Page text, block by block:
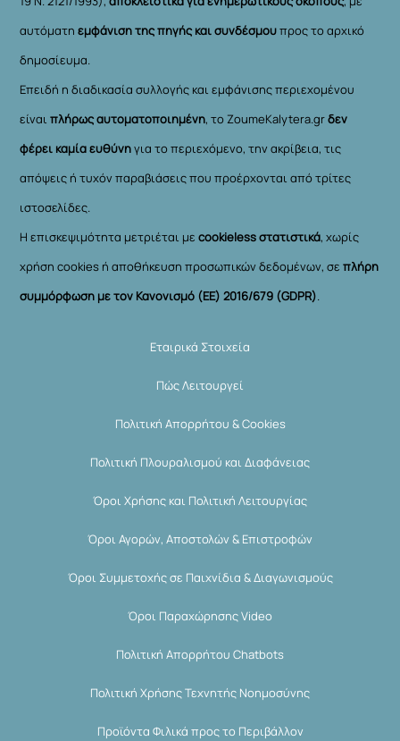
αυτόματηεμφάνιση της πηγής και συνδέσμουπρος το αρχικό
δημοσίευμα.
Επειδή η διαδικασία συλλογής και εμφάνισης περιεχομένου
είναιπλήρως αυτοματοποιημένη, το ZoumeKalytera.grδεν
φέρει καμία ευθύνηγια το περιεχόμενο, την ακρίβεια, τις
απόψεις ή τυχόν παραβιάσεις που προέρχονται από τρίτες
ιστοσελίδες.
Η επισκεψιμότητα μετριέται μεcookieless στατιστικά, χωρίς
χρήση cookies ή αποθήκευση προσωπικών δεδομένων, σεπλήρη
συμμόρφωση με τον Κανονισμό (ΕΕ) 2016/679 (GDPR).
Εταιρικά Στοιχεία
Πώς Λειτουργεί
Πολιτική Απορρήτου & Cookies
Πολιτική Πλουραλισμού και Διαφάνειας
Όροι Χρήσης και Πολιτική Λειτουργίας
Όροι Αγορών, Αποστολών & Επιστροφών
Όροι Συμμετοχής σε Παιχνίδια & Διαγωνισμούς
Όροι Παραχώρησης Video
Πολιτική Απορρήτου Chatbots
Πολιτική Χρήσης Τεχνητής Νοημοσύνης
Προϊόντα Φιλικά προς το Περιβάλλον